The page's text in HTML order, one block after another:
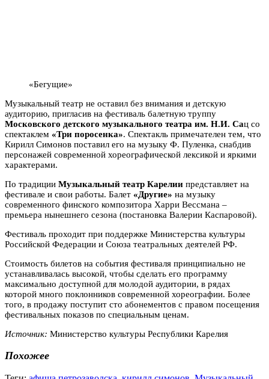
«Бегущие»
Музыкальный театр не оставил без внимания и детскую
аудиторию, пригласив на фестиваль балетную труппу
Московского детского музыкального театра им. Н.И. Сац со
спектаклем «Три поросенка». Спектакль примечателен тем, что
Кирилл Симонов поставил его на музыку Ф. Пуленка, снабдив
персонажей современной хореографической лексикой и яркими
характерами.
По традиции Музыкальный театр Карелии представляет на
фестивале и свои работы. Балет «Другие» на музыку
современного финского композитора Харри Вессмана –
премьера нынешнего сезона (постановка Валерии Каспаровой).
Фестиваль проходит при поддержке Министерства культуры
Российской Федерации и Союза театральных деятелей РФ.
Стоимость билетов на события фестиваля принципиально не
устанавливалась высокой, чтобы сделать его программу
максимально доступной для молодой аудитории, в рядах
которой много поклонников современной хореографии. Более
того, в продажу поступит сто абонементов с правом посещения
фестивальных показов по специальным ценам.
Источник: Министерство культуры Республики Карелия
Похожее